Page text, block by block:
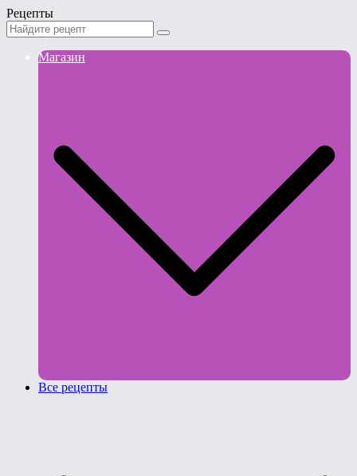
Рецепты
Магазин
Все рецепты